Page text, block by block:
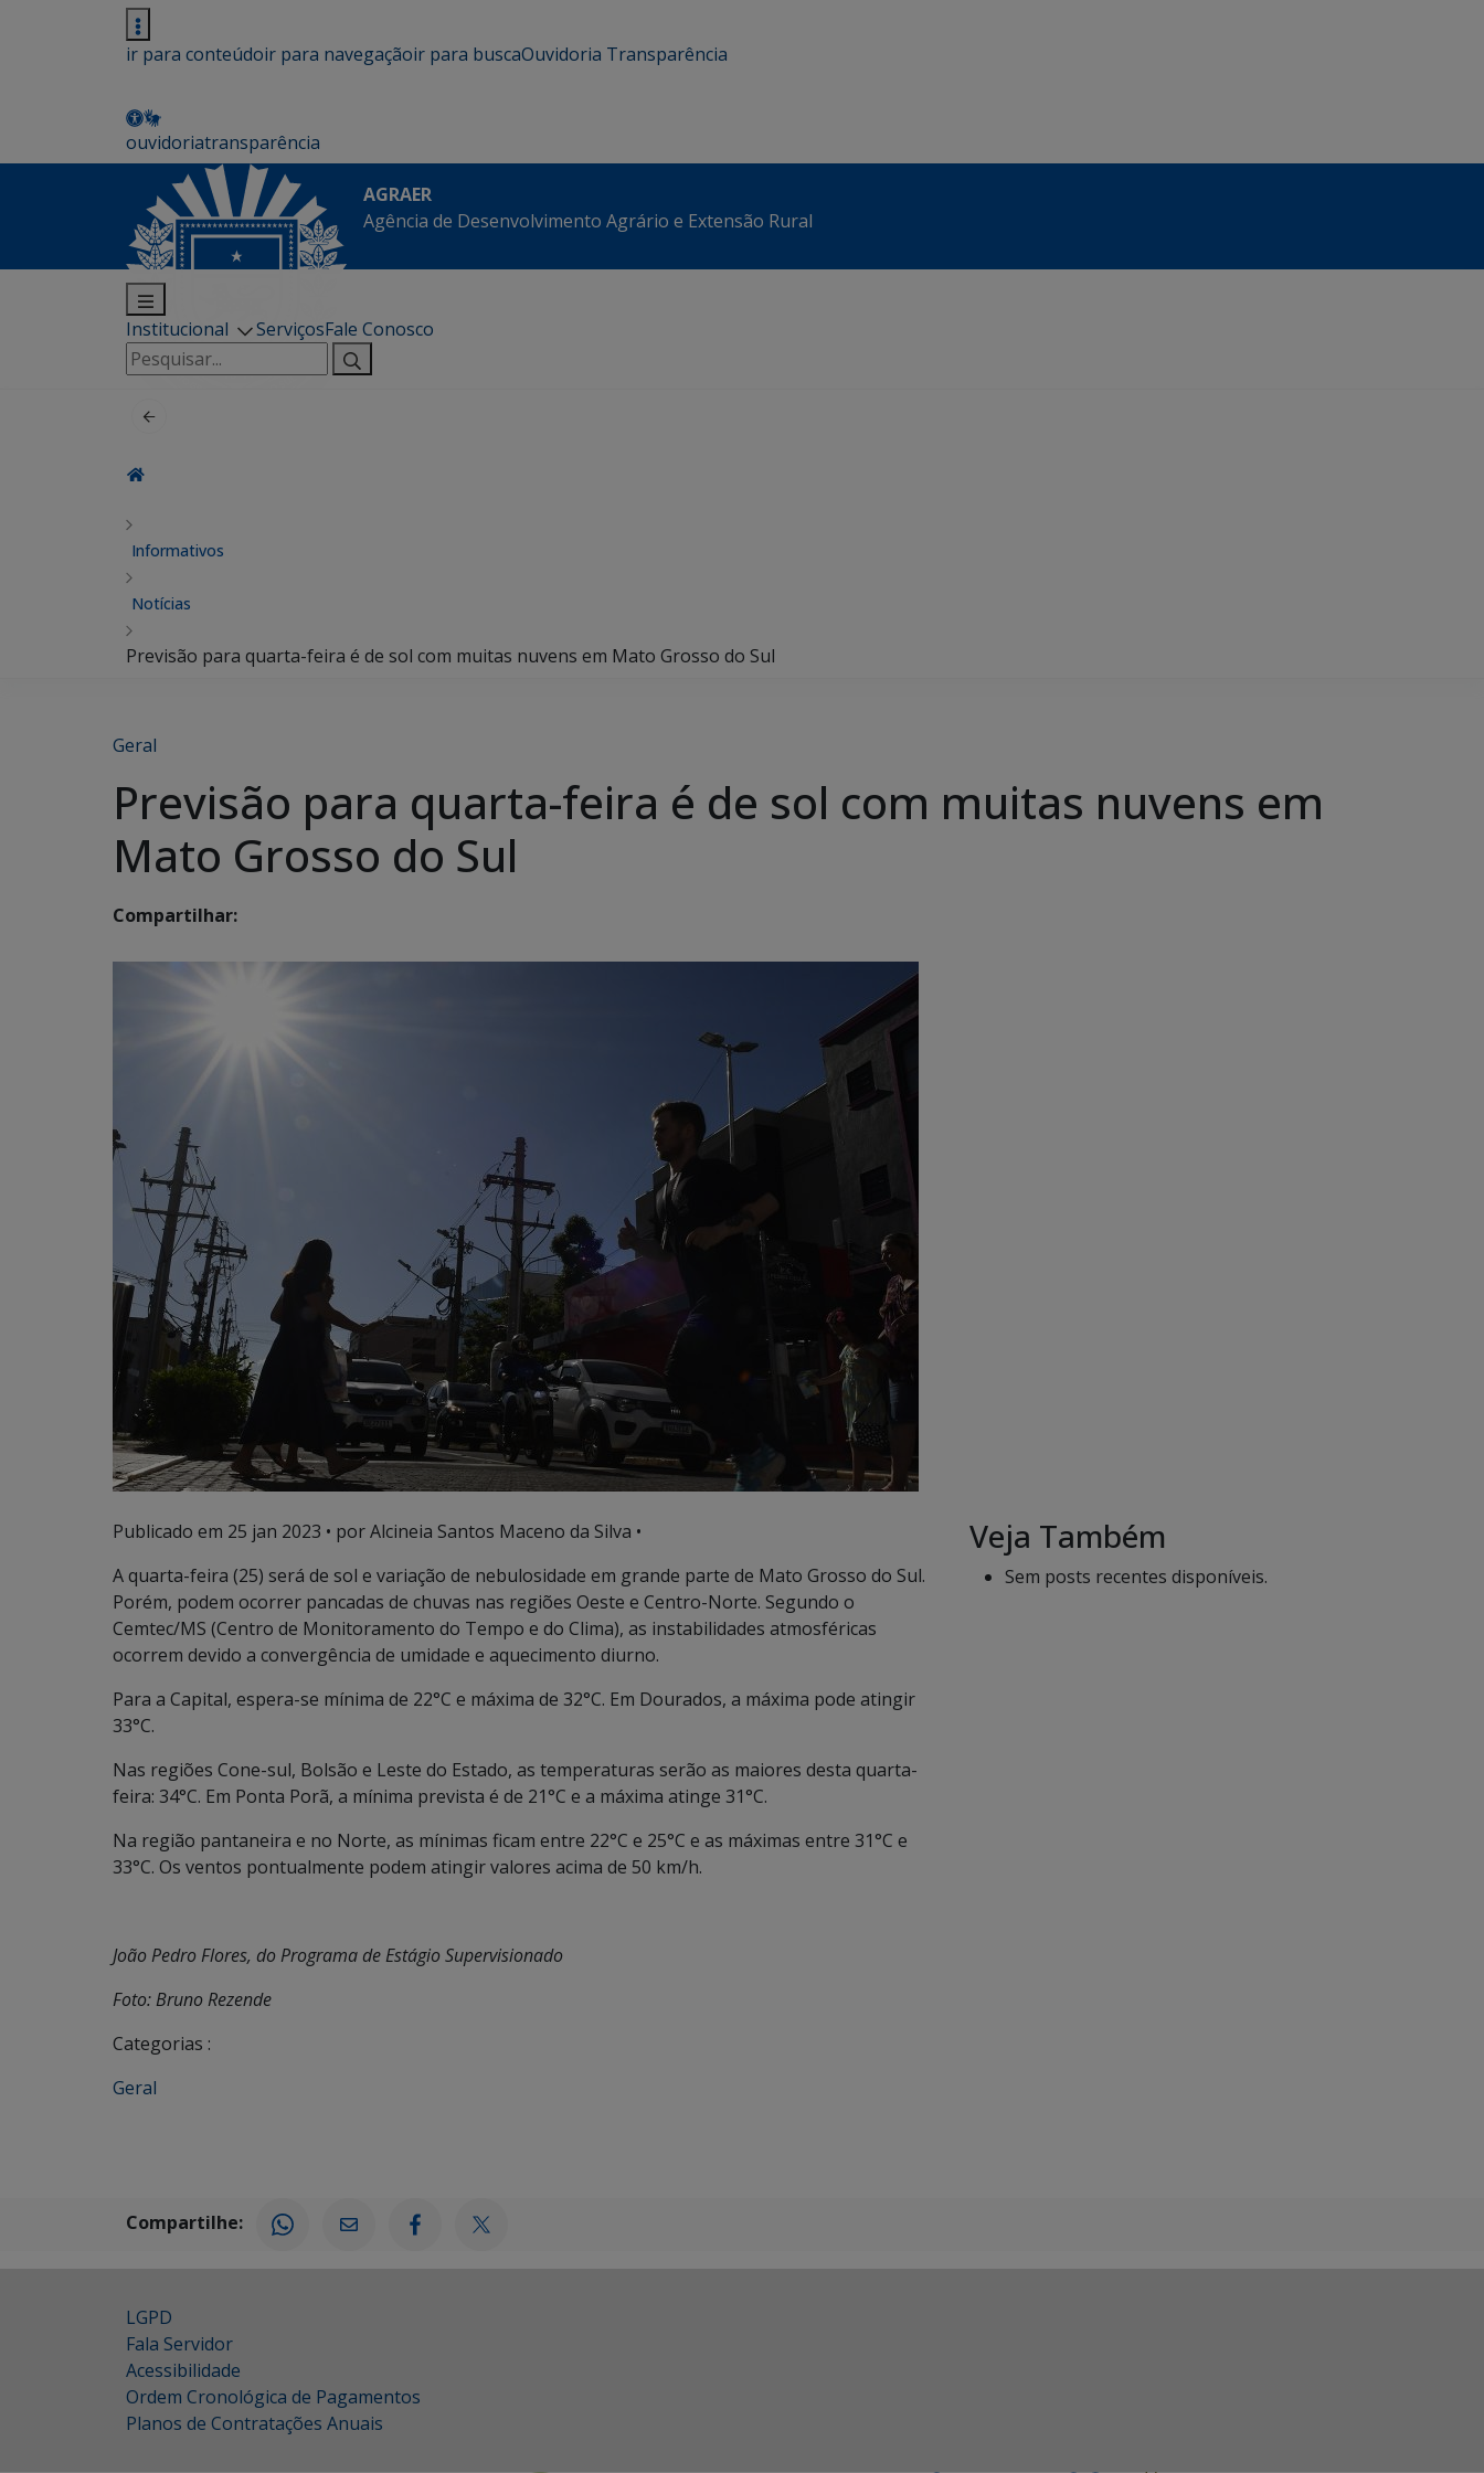
ir para conteúdoir para navegaçãoir para buscaOuvidoria Transparência
ouvidoriatransparência
AGRAER
Agência de Desenvolvimento Agrário e Extensão Rural
Institucional ServiçosFale Conosco
Pesquisar
por:
Informativos
Notícias
Previsão para quarta-feira é de sol com muitas nuvens em Mato Grosso do Sul
Geral
Previsão para quarta-feira é de sol com muitas nuvens em
Mato Grosso do Sul
Compartilhar:
Publicado em 25 jan 2023 • por Alcineia Santos Maceno da Silva •
A quarta-feira (25) será de sol e variação de nebulosidade em grande parte de Mato Grosso do Sul.
Porém, podem ocorrer pancadas de chuvas nas regiões Oeste e Centro-Norte. Segundo o
Cemtec/MS (Centro de Monitoramento do Tempo e do Clima), as instabilidades atmosféricas
ocorrem devido a convergência de umidade e aquecimento diurno.
Para a Capital, espera-se mínima de 22°C e máxima de 32°C. Em Dourados, a máxima pode atingir
33°C.
Nas regiões Cone-sul, Bolsão e Leste do Estado, as temperaturas serão as maiores desta quarta-
feira: 34°C. Em Ponta Porã, a mínima prevista é de 21°C e a máxima atinge 31°C.
Na região pantaneira e no Norte, as mínimas ficam entre 22°C e 25°C e as máximas entre 31°C e
33°C. Os ventos pontualmente podem atingir valores acima de 50 km/h.
João Pedro Flores, do Programa de Estágio Supervisionado
Foto: Bruno Rezende
Categorias :
Geral
Veja Também
Sem posts recentes disponíveis.
Compartilhe:
LGPD
Fala Servidor
Acessibilidade
Ordem Cronológica de Pagamentos
Planos de Contratações Anuais